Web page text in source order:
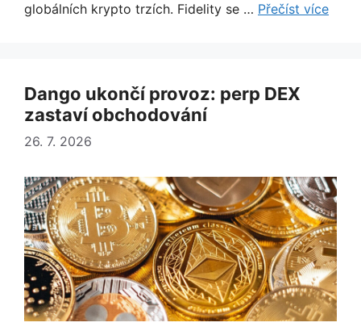
globálních krypto trzích. Fidelity se … Přečíst více
Dango ukončí provoz: perp DEX
zastaví obchodování
26. 7. 2026